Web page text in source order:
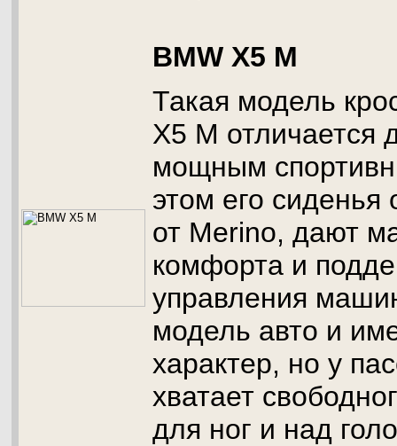
BMW X5 M
Такая модель
X5 M отличается
мощным
этом его сиденья
от Merino, дают
комфорта и
управления
модель авто и
характер, но у
хватает
для ног и над